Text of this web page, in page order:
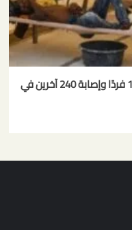
تفشي الكوليرا في دول أفريقيا: وفاة 13 فردًا وإصابة 240 آخرين في